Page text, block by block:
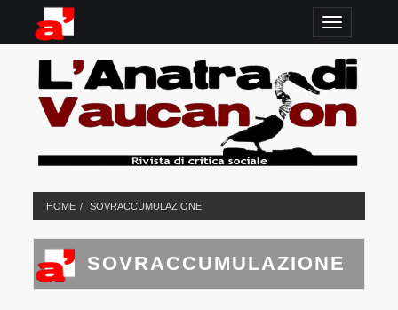
TOGGLE
HOME SOVRACCUMULAZIONE
SOVRACCUMULAZIONE